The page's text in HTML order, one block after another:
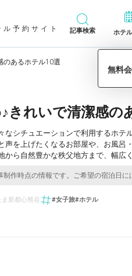
予約サイト
記事検索 ホテ
のあるホテル10選
♪きれいで清潔感の
シチュエーションで利用するホテ
を上げたくなるお部屋や、お風
ら自然豊かな秩父地方まで、幅広
ま新都心熊谷 #女子旅#ホテル